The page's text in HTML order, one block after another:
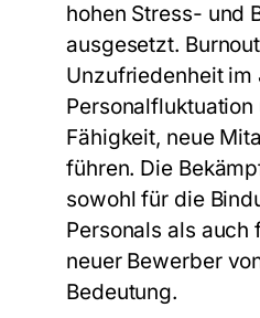
hohen Stress- und
ausgesetzt.
Unzufriedenheit im
Fähigkeit, neue
führen. Die
sowohl für die
Personals als auch
neuer Bewerber
Bedeutung.